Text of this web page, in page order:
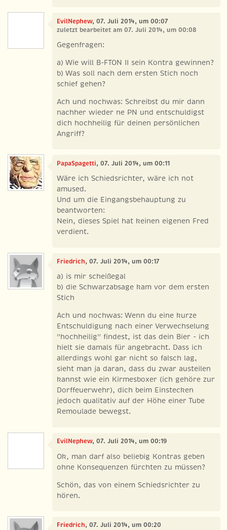
EvilNephew, 07. Juli 2014, um 00:07
zuletzt bearbeitet am 07. Juli 2014, um 00:08
Gegenfragen:
a) Wie will B-FTON II sein Kontra gewinnen?
b) Was soll nach dem ersten Stich noch
schief gehen?
Ach und nochwas: Schreibst du mir dann
nachher wieder ne PN und entschuldigst
dich hochheilig für deinen persönlichen
Angriff?
PapaSpagetti, 07. Juli 2014, um 00:11
Wäre ich Schiedsrichter, wäre ich not
amused.
Und um die Eingangsbehauptung zu
beantworten:
Nein, dieses Spiel hat keinen eigenen Fred
verdient.
Friedrich, 07. Juli 2014, um 00:17
a) is mir scheißegal
b) die Schwarzabsage kam vor dem ersten
Stich
Ach und nochwas: Wenn du eine kurze
Entschuldigung nach einer Verwechselung
"hochheilig" findest, ist das dein Bier - ich
hielt sie damals für angebracht. Dass ich
allerdings wohl gar nicht so falsch lag,
sieht man ja daran, dass du zwar austeilen
kannst wie ein Kirmesboxer (ich gehöre zur
Dorffeuerwehr), dich beim Einstecken
jedoch qualitativ auf der Höhe einer Tube
Remoulade bewegst.
EvilNephew, 07. Juli 2014, um 00:19
Ok, man darf also beliebig Kontras geben
ohne Konsequenzen fürchten zu müssen?
Schön, das von einem Schiedsrichter zu
hören.
Friedrich, 07. Juli 2014, um 00:20